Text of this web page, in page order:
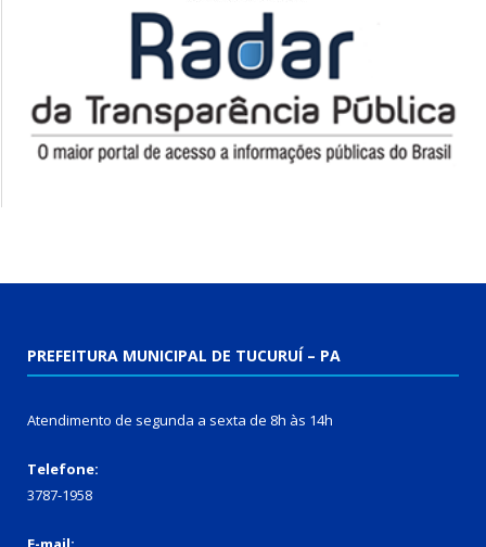
PREFEITURA MUNICIPAL DE TUCURUÍ – PA
Atendimento de segunda a sexta de 8h às 14h
Telefone:
3787-1958